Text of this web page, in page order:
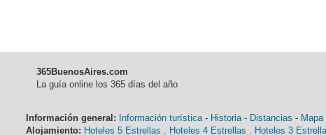
365BuenosAires.com
La guía online los 365 días del año
Información general: Información turística- Historia- Distancias -
Alojamiento: Hoteles 5 Estrellas . Hoteles 4 Estrellas . Hoteles 3